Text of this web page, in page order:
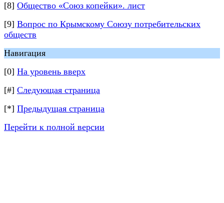
[8] Общество «Союз копейки». лист
[9] Вопрос по Крымскому Союзу потребительских
обществ
Навигация
[0] На уровень вверх
[#] Следующая страница
[*] Предыдущая страница
Перейти к полной версии